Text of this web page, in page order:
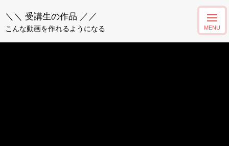
＼＼ 受講生の作品 ／／
こんな動画を作れるようになる